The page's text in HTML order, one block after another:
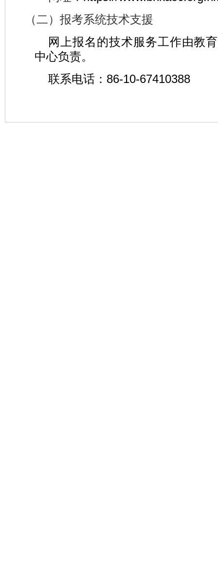
（二）报考系统技术支援
网上报名的技术服务工作由教
中心负责。
联系电话：86-10-67410388